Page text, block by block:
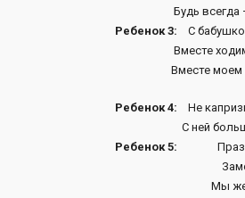
Будь всегда –
Ребенок 3:
С
Вместе ходим мы
Вместе моем мы
Ребенок 4:
Не
С ней большие мы
Ребенок 5:
Мы желаем вам